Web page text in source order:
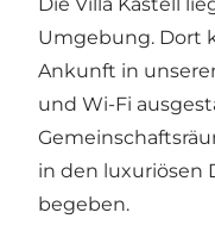
Umgebung. Dort
Ankunft in
und Wi-Fi
in den luxuriösen
begeben.